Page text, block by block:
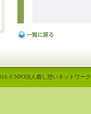
© NPO法人癒し憩いネットワー